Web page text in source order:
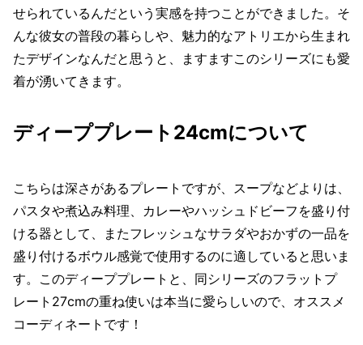
せられているんだという実感を持つことができました。そ
んな彼女の普段の暮らしや、魅力的なアトリエから生まれ
たデザインなんだと思うと、ますますこのシリーズにも愛
着が湧いてきます。
ディーププレート24cmについて
こちらは深さがあるプレートですが、スープなどよりは、
パスタや煮込み料理、カレーやハッシュドビーフを盛り付
ける器として、またフレッシュなサラダやおかずの一品を
盛り付けるボウル感覚で使用するのに適していると思いま
す。このディーププレートと、同シリーズのフラットプ
レート27cmの重ね使いは本当に愛らしいので、オススメ
コーディネートです！